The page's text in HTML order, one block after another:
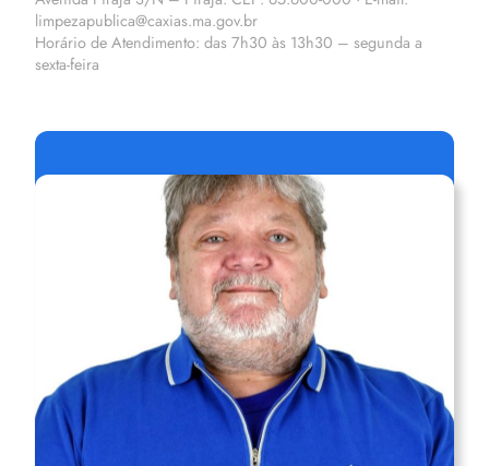
limpezapublica@caxias.ma.gov.br
Horário de Atendimento: das 7h30 às 13h30 – segunda a
sexta-feira